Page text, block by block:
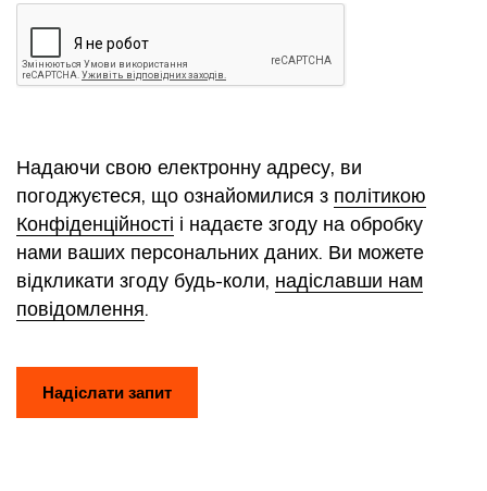
Надаючи свою електронну адресу, ви
погоджуєтеся, що ознайомилися з політикою
Конфіденційності і надаєте згоду на обробку
нами ваших персональних даних. Ви можете
відкликати згоду будь-коли, надіславши нам
повідомлення.
Надіслати запит